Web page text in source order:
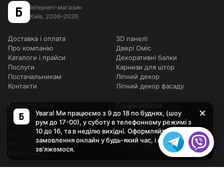
Інтернет-магазин
Київ, 2006–2026
Доставка і оплата
Про компанію
Каталоги і прайси
Послуги
Постачальникам
Контакти
3D панелі
Двері Оміс
Декоративні балки
Карнизи для штор
Ліпний декор
Ліпний декор фасаду
Москітні сітки
Підвіконня
Рідкі шпалери
Стільниці для столів
Фотоштори
Мапа сайту
Графік роботи
Будні:9:00–18:00
Субота:вихідний
Неділя:вихідний
Онлайн:цілодобово
Увага! Ми працюємо з 9 до 18 по буднях, (шоу
рум до 17-00), у суботу в телефонному режимі з
10 до 16, та в неділю вихідні. Оформляйте
замовлення онлайн у будь-який час, і ми з Вами
зв'яжемося.